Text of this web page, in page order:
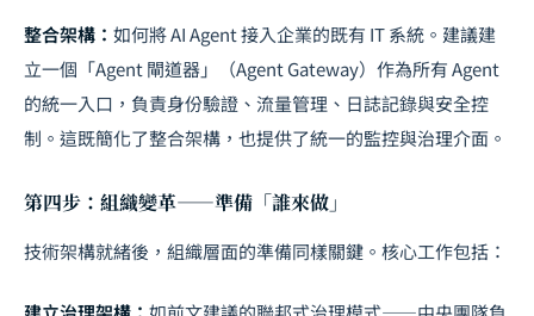
整合架構： 如何將 AI Agent 接入企業的既有 IT 系統。建議建
立一個「Agent 閘道器」（Agent Gateway）作為所有 Agent
的統一入口，負責身份驗證、流量管理、日誌記錄與安全控
制。這既簡化了整合架構，也提供了統一的監控與治理介面。
第四步：組織變革——準備「誰來做」
技術架構就緒後，組織層面的準備同樣關鍵。核心工作包括：